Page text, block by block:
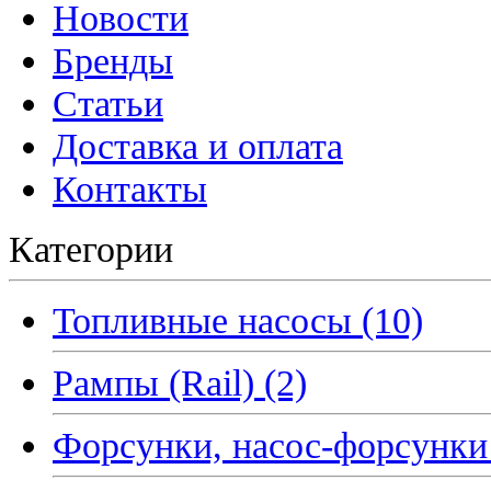
Новости
Бренды
Статьи
Доставка и оплата
Контакты
Категории
Топливные насосы (10)
Рампы (Rail) (2)
Форсунки, насос-